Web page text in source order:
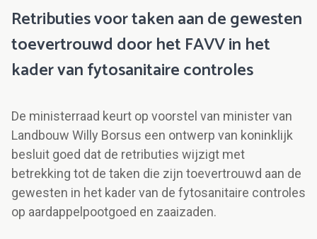
Retributies voor taken aan de gewesten
toevertrouwd door het FAVV in het
kader van fytosanitaire controles
De ministerraad keurt op voorstel van minister van
Landbouw Willy Borsus een ontwerp van koninklijk
besluit goed dat de retributies wijzigt met
betrekking tot de taken die zijn toevertrouwd aan de
gewesten in het kader van de fytosanitaire controles
op aardappelpootgoed en zaaizaden.